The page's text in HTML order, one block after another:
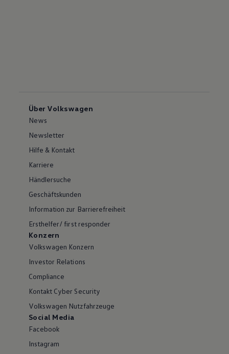
Über Volkswagen
News
Newsletter
Hilfe & Kontakt
Karriere
Händlersuche
Geschäftskunden
Information zur Barrierefreiheit
Ersthelfer/ first responder
Konzern
Volkswagen Konzern
Investor Relations
Compliance
Kontakt Cyber Security
Volkswagen Nutzfahrzeuge
Social Media
Facebook
Instagram